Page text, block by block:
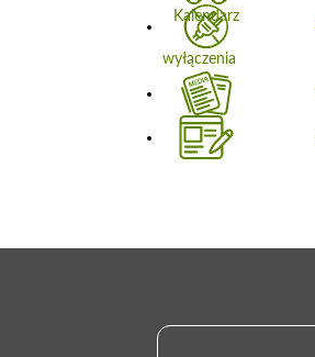
wyłączenia